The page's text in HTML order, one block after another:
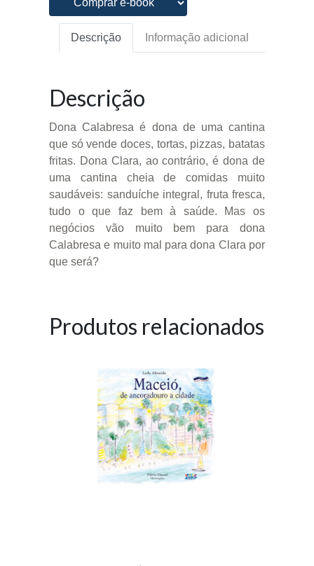
Descrição Informação adicional
Descrição
Dona Calabresa é dona de uma cantina
que só vende doces, tortas, pizzas, batatas
fritas. Dona Clara, ao contrário, é dona de
uma cantina cheia de comidas muito
saudáveis: sanduíche integral, fruta fresca,
tudo o que faz bem à saúde. Mas os
negócios vão muito bem para dona
Calabresa e muito mal para dona Clara por
que será?
Produtos relacionados